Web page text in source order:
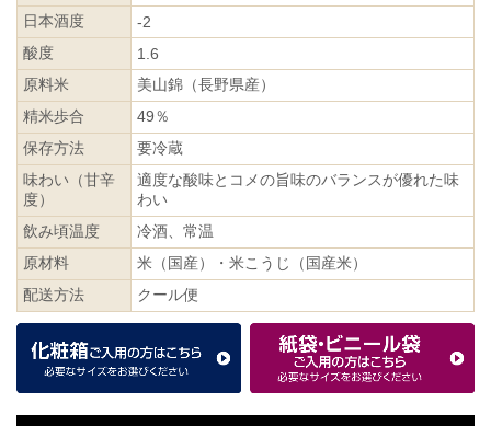
日本酒度
-2
酸度
1.6
原料米
美山錦（長野県産）
精米歩合
49％
保存方法
要冷蔵
味わい（甘辛
度）
適度な酸味とコメの旨味のバランスが優れた味
わい
飲み頃温度
冷酒、常温
原材料
米（国産）・米こうじ（国産米）
配送方法
クール便